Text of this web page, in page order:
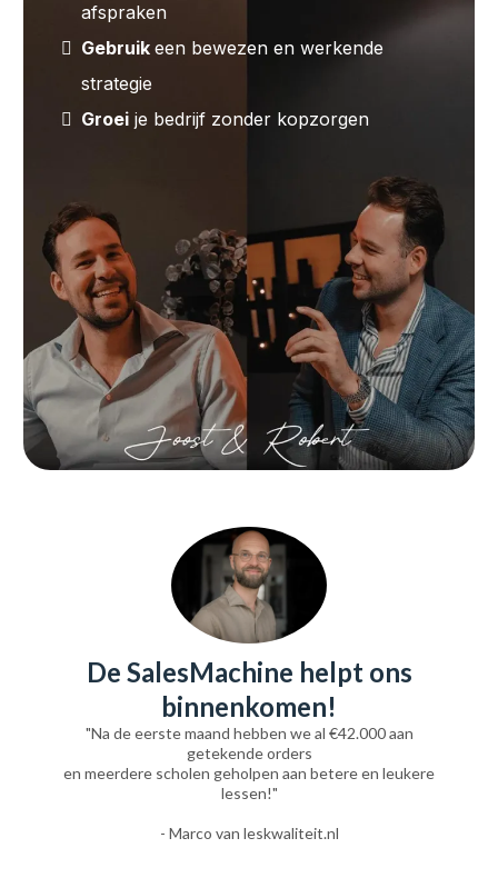
afspraken
Gebruik een bewezen en werkende
strategie
Groei je bedrijf zonder kopzorgen
De SalesMachine helpt ons
binnenkomen!
"Na de eerste maand hebben we al €42.000 aan
getekende orders
en meerdere scholen geholpen aan betere en leukere
lessen!"
- Marco van leskwaliteit.nl